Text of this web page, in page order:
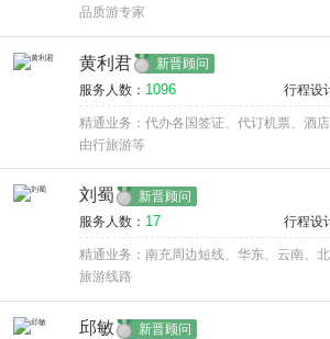
品质游专家
黄利君 新晋顾问
服务人数： 1096 行程设
精通业务：代办各国签证、代订机票、酒
由行旅游等
刘蜀 新晋顾问
服务人数： 17 行程设
精通业务：南充周边短线、华东、云南、
旅游线路
邱敏 新晋顾问